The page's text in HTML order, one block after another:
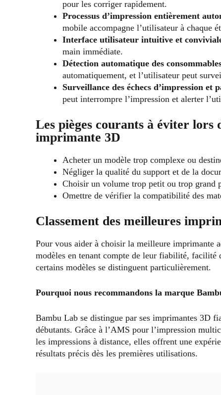
pour les corriger rapidement.
Processus d’impression entièrement
mobile accompagne l’utilisateur à chaque
Interface utilisateur intuitive et
main immédiate.
Détection automatique des
automatiquement, et l’utilisateur peut
Surveillance des échecs d’impression et
peut interrompre l’impression et alerter
Les pièges courants à éviter lors
imprimante 3D
Acheter un modèle trop complexe ou
Négliger la qualité du support et de la
Choisir un volume trop petit ou trop grand
Omettre de vérifier la compatibilité des
Classement des meilleures
Pour vous aider à choisir la meilleure imprimante
modèles en tenant compte de leur fiabilité,
certains modèles se distinguent particulièrement.
Pourquoi nous recommandons la marque
Bambu Lab se distingue par ses imprimantes 3D
débutants. Grâce à l’AMS pour l’impression
les impressions à distance, elles offrent une
résultats précis dès les premières utilisations.